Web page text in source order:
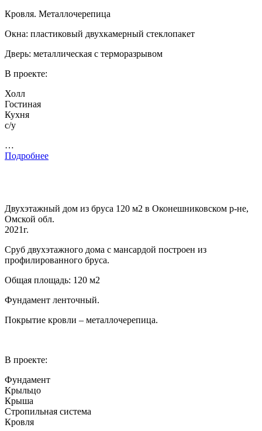
Кровля. Металлочерепица
Окна: пластиковый двухкамерный стеклопакет
Дверь: металлическая с терморазрывом
В проекте:
Холл
Гостиная
Кухня
с/у
…
Подробнее
Двухэтажный дом из бруса 120 м2 в Оконешниковском р-не,
Омской обл.
2021г.
Сруб двухэтажного дома с мансардой построен из
профилированного бруса.
Общая площадь: 120 м2
Фундамент ленточный.
Покрытие кровли – металлочерепица.
В проекте:
Фундамент
Крыльцо
Крыша
Стропильная система
Кровля